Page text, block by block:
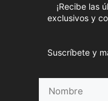
¡Recibe las
exclusivos y
Suscríbete y